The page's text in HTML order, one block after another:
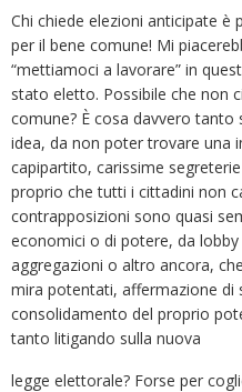
Chi chiede elezioni anticipate è
per il bene comune! Mi
“mettiamoci a lavorare” in
stato eletto. Possibile che non
comune? È cosa davvero
idea, da non poter trovare una
capipartito, carissime
proprio che tutti i cittadini non
contrapposizioni sono quasi
economici o di potere, da
aggregazioni o altro ancora,
mira potentati, affermazione di
consolidamento del proprio
tanto litigando sulla nuova
legge elettorale? Forse per